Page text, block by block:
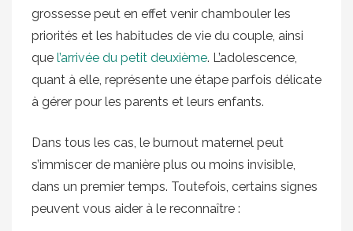
grossesse peut en effet venir chambouler les
priorités et les habitudes de vie du couple, ainsi
que l’arrivée du petit deuxième. L’adolescence,
quant à elle, représente une étape parfois délicate
à gérer pour les parents et leurs enfants.
Dans tous les cas, le burnout maternel peut
s’immiscer de manière plus ou moins invisible,
dans un premier temps. Toutefois, certains signes
peuvent vous aider à le reconnaître :